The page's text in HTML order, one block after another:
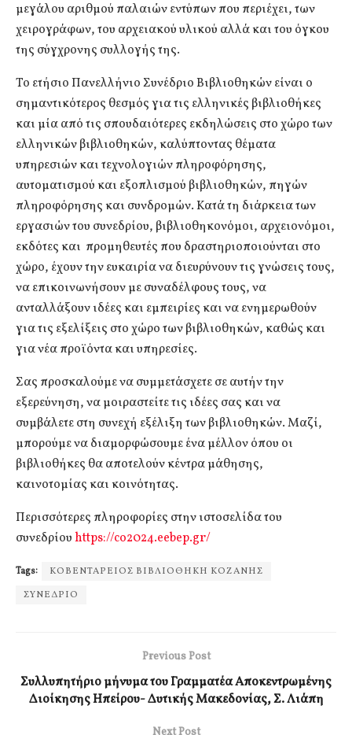
μεγάλου αριθμού παλαιών εντύπων που περιέχει, των
χειρογράφων, του αρχειακού υλικού αλλά και του όγκου
της σύγχρονης συλλογής της.
Το ετήσιο Πανελλήνιο Συνέδριο Βιβλιοθηκών είναι ο
σημαντικότερος θεσμός για τις ελληνικές βιβλιοθήκες
και μία από τις σπουδαιότερες εκδηλώσεις στο χώρο των
ελληνικών βιβλιοθηκών, καλύπτοντας θέματα
υπηρεσιών και τεχνολογιών πληροφόρησης,
αυτοματισμού και εξοπλισμού βιβλιοθηκών, πηγών
πληροφόρησης και συνδρομών. Κατά τη διάρκεια των
εργασιών του συνεδρίου, βιβλιοθηκονόμοι, αρχειονόμοι,
εκδότες και προμηθευτές που δραστηριοποιούνται στο
χώρο, έχουν την ευκαιρία να διευρύνουν τις γνώσεις τους,
να επικοινωνήσουν με συναδέλφους τους, να
ανταλλάξουν ιδέες και εμπειρίες και να ενημερωθούν
για τις εξελίξεις στο χώρο των βιβλιοθηκών, καθώς και
για νέα προϊόντα και υπηρεσίες.
Σας προσκαλούμε να συμμετάσχετε σε αυτήν την
εξερεύνηση, να μοιραστείτε τις ιδέες σας και να
συμβάλετε στη συνεχή εξέλιξη των βιβλιοθηκών. Μαζί,
μπορούμε να διαμορφώσουμε ένα μέλλον όπου οι
βιβλιοθήκες θα αποτελούν κέντρα μάθησης,
καινοτομίας και κοινότητας.
Περισσότερες πληροφορίες στην ιστοσελίδα του
συνεδρίουhttps://co2024.eebep.gr/
Tags:
ΚΟΒΕΝΤΑΡΕΙΟΣ ΒΙΒΛΙΟΘΗΚΗ ΚΟΖΑΝΗΣ
ΣΥΝΕΔΡΙΟ
Previous Post
Συλλυπητήριο μήνυμα του Γραμματέα Αποκεντρωμένης
Διοίκησης Ηπείρου- Δυτικής Μακεδονίας, Σ. Λιάπη